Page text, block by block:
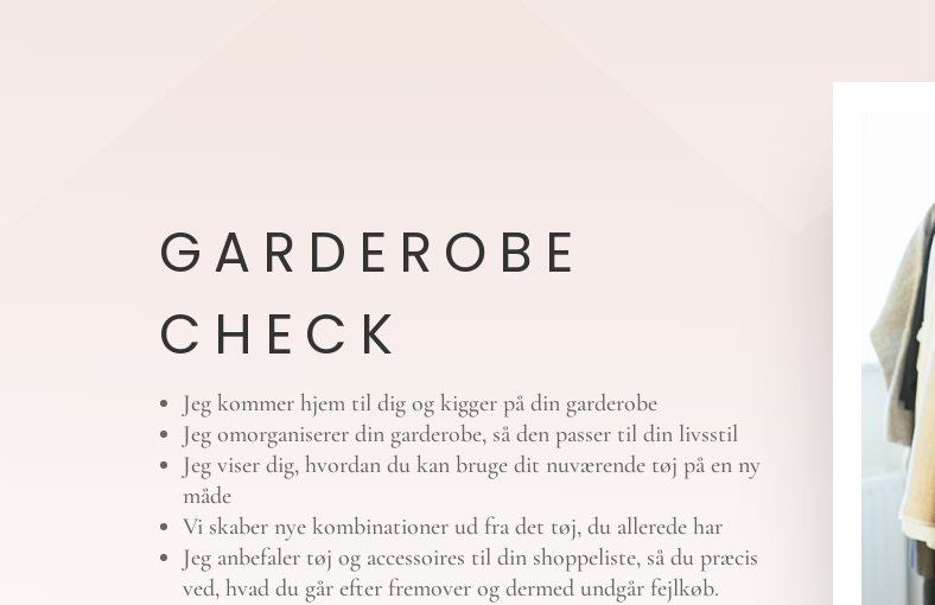
GARDEROBE
CHECK
Jeg kommer hjem til dig og kigger på din garderobe
Jeg omorganiserer din garderobe, så den passer til din livsstil
Jeg viser dig, hvordan du kan bruge dit nuværende tøj på en ny
måde
Vi skaber nye kombinationer ud fra det tøj, du allerede har
Jeg anbefaler tøj og accessoires til din shoppeliste, så du præcis
ved, hvad du går efter fremover og dermed undgår fejlkøb.